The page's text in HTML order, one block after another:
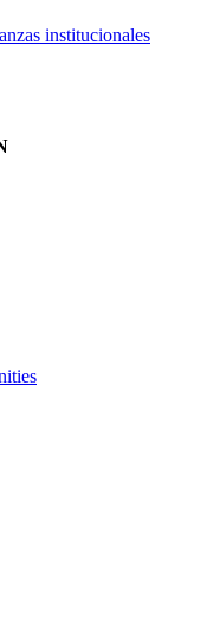
institucionales